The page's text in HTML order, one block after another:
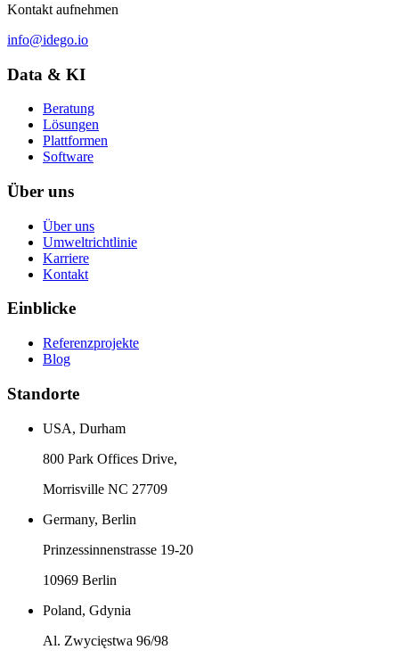
Kontakt aufnehmen
info@idego.io
Data & KI
Beratung
Lösungen
Plattformen
Software
Über uns
Über uns
Umweltrichtlinie
Karriere
Kontakt
Einblicke
Referenzprojekte
Blog
Standorte
USA, Durham
800 Park Offices Drive,
Morrisville NC 27709
Germany, Berlin
Prinzessinnenstrasse 19-20
10969 Berlin
Poland, Gdynia
Al. Zwycięstwa 96/98